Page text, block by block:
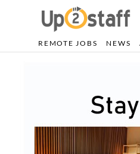
REMOTE JOBS NEWS